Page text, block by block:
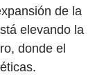
de la
elevando la
donde el